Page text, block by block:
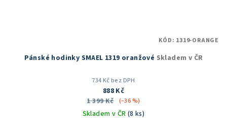
Pánské hodinky SMAEL 1319 oranžové Skladem v ČR
734 Kč bez DPH
888 Kč
1 399 Kč
(–36 %)
Skladem v ČR (8 ks)
KÓD: 1319-ORANGE